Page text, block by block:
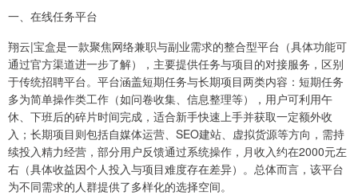
一、在线任务平台
翔云|宝盒是一款聚焦网络兼职与副业需求的整合型平台（具体功能可
通过官方渠道进一步了解），主要提供任务与项目的对接服务，区别
于传统招聘平台。平台涵盖短期任务与长期项目两类内容：短期任务
多为简单操作类工作（如问卷收集、信息整理等），用户可利用午
休、下班后的碎片时间完成，适合新手快速上手并获取一定额外收
入；长期项目则包括自媒体运营、SEO建站、虚拟货源等方向，需持
续投入精力经营，部分用户反馈通过系统操作，月收入约在2000元左
右（具体收益因个人投入与项目难度存在差异）。总体而言，该平台
为不同需求的人群提供了多样化的选择空间。